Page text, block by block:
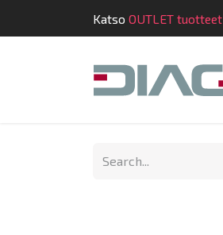
Katso OUTLET tuotteet